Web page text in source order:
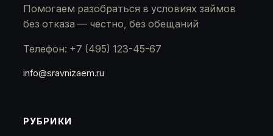
Помогаем разобраться в условиях займов
без отказа — честно, без обещаний
Телефон: +7 (495) 123-45-67
info@sravnizaem.ru
РУБРИКИ